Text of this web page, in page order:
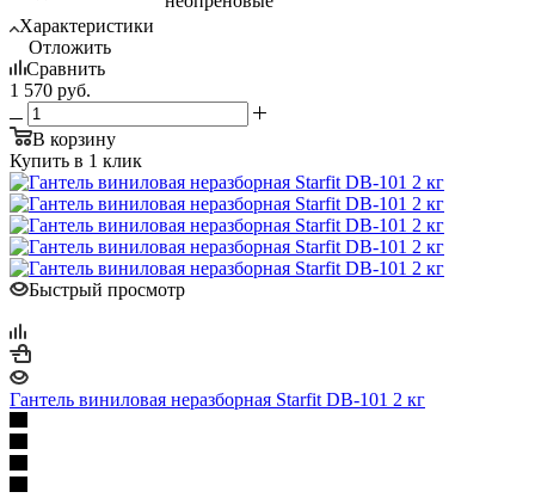
Характеристики
Отложить
Сравнить
1 570 руб.
В корзину
Купить в 1 клик
Быстрый просмотр
Гантель виниловая неразборная Starfit DB-101 2 кг